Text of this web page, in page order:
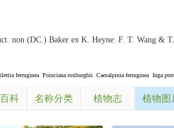
non (DC.) Baker ex K. Heyne: F. T. Wang &
ferruginea Poinciana roxburghii Caesalpinia ferruginea Inga
科 名称分类 植物志 植物图